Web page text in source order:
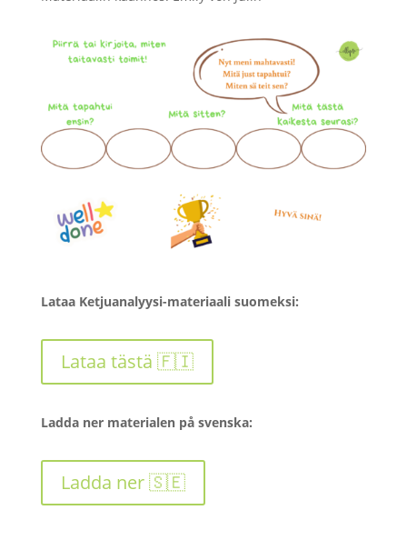
Lataa Ketjuanalyysi-materiaali suomeksi:
Lataa tästä 🇫🇮
Ladda ner materialen på svenska:
Ladda ner 🇸🇪